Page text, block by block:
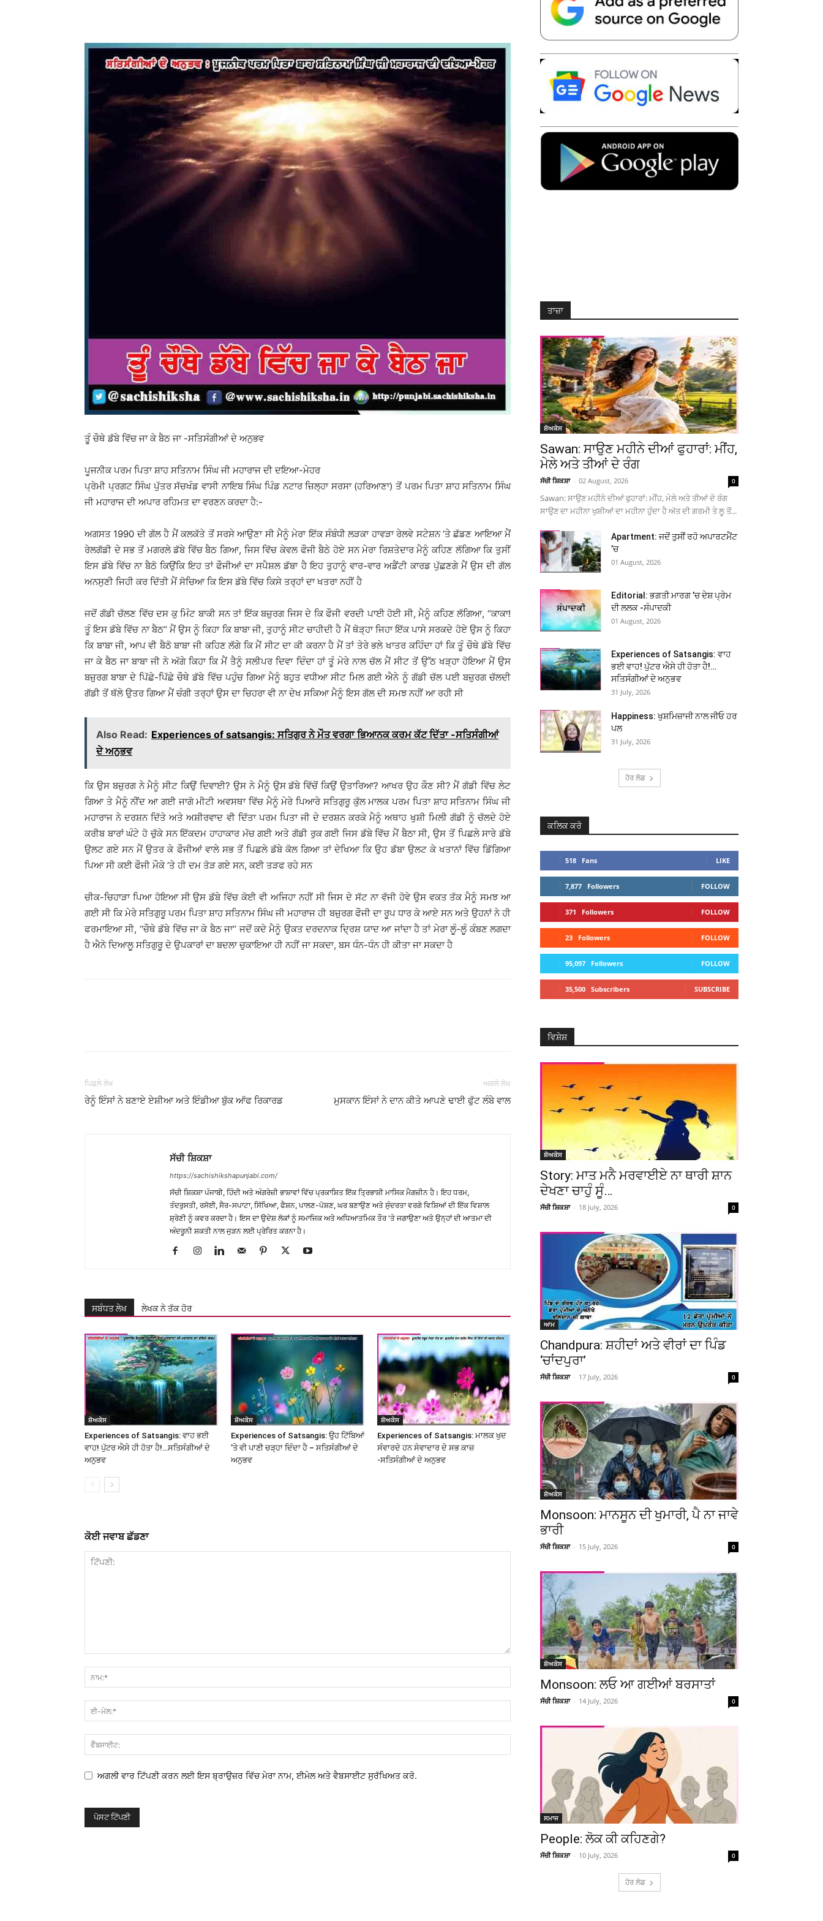
Telegram Copy URL
ਤੂੰ ਚੌਥੇ ਡੱਬੇ ਵਿੱਚ ਜਾ ਕੇ ਬੈਠ ਜਾ -ਸਤਿਸੰਗੀਆਂ ਦੇ ਅਨੁਭਵ
ਪੂਜਨੀਕ ਪਰਮ ਪਿਤਾ ਸ਼ਾਹ ਸਤਿਨਾਮ ਸਿੰਘ ਜੀ ਮਹਾਰਾਜ ਦੀ ਦਇਆ-ਮੇਹਰ
ਪ੍ਰੇਮੀ ਪ੍ਰਗਟ ਸਿੰਘ ਪੁੱਤਰ ਸੱਚਖੰਡ ਵਾਸੀ ਨਾਇਬ ਸਿੰਘ ਪਿੰਡ ਨਟਾਰ ਜ਼ਿਲ੍ਹਾ ਸਰਸਾ (ਹਰਿਆਣਾ) ਤੋਂ ਪਰਮ ਪਿਤਾ ਸ਼ਾਹ ਸਤਿਨਾਮ ਸਿੰਘ
ਜੀ ਮਹਾਰਾਜ ਦੀ ਅਪਾਰ ਰਹਿਮਤ ਦਾ ਵਰਣਨ ਕਰਦਾ ਹੈ:-
ਅਗਸਤ 1990 ਦੀ ਗੱਲ ਹੈ ਮੈਂ ਕਲਕੱਤੇ ਤੋਂ ਸਰਸੇ ਆਉਣਾ ਸੀ ਮੈਨੂੰ ਮੇਰਾ ਇੱਕ ਸੰਬੰਧੀ ਲੜਕਾ ਹਾਵੜਾ ਰੇਲਵੇ ਸਟੇਸ਼ਨ ’ਤੇ ਛੱਡਣ ਆਇਆ ਮੈਂ
ਰੇਲਗੱਡੀ ਦੇ ਸਭ ਤੋਂ ਮਗਰਲੇ ਡੱਬੇ ਵਿੱਚ ਬੈਠ ਗਿਆ, ਜਿਸ ਵਿੱਚ ਕੇਵਲ ਫੌਜੀ ਬੈਠੇ ਹੋਏ ਸਨ ਮੇਰਾ ਰਿਸ਼ਤੇਦਾਰ ਮੈਨੂੰ ਕਹਿਣ ਲੱਗਿਆ ਕਿ ਤੁਸੀਂ
ਇਸ ਡੱਬੇ ਵਿੱਚ ਨਾ ਬੈਠੋ ਕਿਉਂਕਿ ਇਹ ਤਾਂ ਫੌਜੀਆਂ ਦਾ ਸਪੈਸ਼ਲ ਡੱਬਾ ਹੈ ਇਹ ਤੁਹਾਨੂੰ ਵਾਰ-ਵਾਰ ਅਡੈਂਟੀ ਕਾਰਡ ਪੁੱਛਣਗੇ ਮੈਂ ਉਸ ਦੀ ਗੱਲ
ਅਨਸੁਣੀ ਜਿਹੀ ਕਰ ਦਿੱਤੀ ਮੈਂ ਸੋਚਿਆ ਕਿ ਇਸ ਡੱਬੇ ਵਿੱਚ ਕਿਸੇ ਤਰ੍ਹਾਂ ਦਾ ਖਤਰਾ ਨਹੀਂ ਹੈ
ਜਦੋਂ ਗੱਡੀ ਚੱਲਣ ਵਿੱਚ ਦਸ ਕੁ ਮਿੰਟ ਬਾਕੀ ਸਨ ਤਾਂ ਇੱਕ ਬਜ਼ੁਰਗ ਜਿਸ ਦੇ ਕਿ ਫੌਜੀ ਵਰਦੀ ਪਾਈ ਹੋਈ ਸੀ, ਮੈਨੂੰ ਕਹਿਣ ਲੱਗਿਆ, ‘‘ਕਾਕਾ!
ਤੂੰ ਇਸ ਡੱਬੇ ਵਿੱਚ ਨਾ ਬੈਠ’’ ਮੈਂ ਉਸ ਨੂੰ ਕਿਹਾ ਕਿ ਬਾਬਾ ਜੀ, ਤੁਹਾਨੂੰ ਸੀਟ ਚਾਹੀਦੀ ਹੈ ਮੈਂ ਥੋੜ੍ਹਾ ਜਿਹਾ ਇੱਕ ਪਾਸੇ ਸਰਕਦੇ ਹੋਏ ਉਸ ਨੂੰ ਕਿਹਾ
ਕਿ ਬਾਬਾ ਜੀ, ਆਪ ਵੀ ਬੈਠੋ ਬਾਬਾ ਜੀ ਕਹਿਣ ਲੱਗੇ ਕਿ ਮੈਂ ਸੀਟ ਦਾ ਕੀ ਕਰਨਾ ਹੈ ਮੈਂ ਤਾਂ ਤੇਰੇ ਭਲੇ ਖਾਤਰ ਕਹਿੰਦਾ ਹਾਂ ਕਿ ਤੂੰ ਚੌਥੇ ਡੱਬੇ ਵਿੱਚ
ਜਾ ਕੇ ਬੈਠ ਜਾ ਬਾਬਾ ਜੀ ਨੇ ਅੱਗੇ ਕਿਹਾ ਕਿ ਮੈਂ ਤੈਨੂੰ ਸਲੀਪਰ ਦਿਵਾ ਦਿੰਦਾ ਹਾਂ ਤੂੰ ਮੇਰੇ ਨਾਲ ਚੱਲ ਮੈਂ ਸੀਟ ਤੋਂ ਉੱਠ ਖੜ੍ਹਾ ਹੋਇਆ ਮੈਂ ਉਸ
ਬਜ਼ੁਰਗ ਬਾਬਾ ਦੇ ਪਿੱਛੇ-ਪਿੱਛੇ ਚੌਥੇ ਡੱਬੇ ਵਿੱਚ ਪਹੁੰਚ ਗਿਆ ਮੈਨੂੰ ਬਹੁਤ ਵਧੀਆ ਸੀਟ ਮਿਲ ਗਈ ਐਨੇ ਨੂੰ ਗੱਡੀ ਚੱਲ ਪਈ ਬਜ਼ੁਰਗ ਚੱਲਦੀ
ਗੱਡੀ ਤੋਂ ਥੱਲੇ ਉਤਰ ਗਿਆ ਮੈਂ ਚੰਗੀ ਤਰ੍ਹਾਂ ਉਸ ਦਾ ਚਿਹਰਾ ਵੀ ਨਾ ਦੇਖ ਸਕਿਆ ਮੈਨੂੰ ਇਸ ਗੱਲ ਦੀ ਸਮਝ ਨਹੀਂ ਆ ਰਹੀ ਸੀ
Also Read: Experiences of satsangis: ਸਤਿਗੁਰ ਨੇ ਮੌਤ ਵਰਗਾ ਭਿਆਨਕ ਕਰਮ ਕੱਟ ਦਿੱਤਾ -ਸਤਿਸੰਗੀਆਂ
ਦੇ ਅਨੁਭਵ
ਕਿ ਉਸ ਬਜ਼ੁਰਗ ਨੇ ਮੈਨੂੰ ਸੀਟ ਕਿਉਂ ਦਿਵਾਈ? ਉਸ ਨੇ ਮੈਨੂੰ ਉਸ ਡੱਬੇ ਵਿੱਚੋਂ ਕਿਉਂ ਉਤਾਰਿਆ? ਆਖਰ ਉਹ ਕੌਣ ਸੀ? ਮੈਂ ਗੱਡੀ ਵਿੱਚ ਲੇਟ
ਗਿਆ ਤੇ ਮੈਨੂੰ ਨੀਂਦ ਆ ਗਈ ਜਾਗੋ ਮੀਟੀ ਅਵਸਥਾ ਵਿੱਚ ਮੈਨੂੰ ਮੇਰੇ ਪਿਆਰੇ ਸਤਿਗੁਰੂ ਕੁੱਲ ਮਾਲਕ ਪਰਮ ਪਿਤਾ ਸ਼ਾਹ ਸਤਿਨਾਮ ਸਿੰਘ ਜੀ
ਮਹਾਰਾਜ ਨੇ ਦਰਸ਼ਨ ਦਿੱਤੇ ਅਤੇ ਅਸ਼ੀਰਵਾਦ ਵੀ ਦਿੱਤਾ ਪਰਮ ਪਿਤਾ ਜੀ ਦੇ ਦਰਸ਼ਨ ਕਰਕੇ ਮੈਨੂੰ ਅਥਾਹ ਖੁਸ਼ੀ ਮਿਲੀ ਗੱਡੀ ਨੂੰ ਚੱਲਦੇ ਹੋਏ
ਕਰੀਬ ਬਾਰਾਂ ਘੰਟੇ ਹੋ ਚੁੱਕੇ ਸਨ ਇੱਕਦਮ ਹਾਹਾਕਾਰ ਮੱਚ ਗਈ ਅਤੇ ਗੱਡੀ ਰੁਕ ਗਈ ਜਿਸ ਡੱਬੇ ਵਿੱਚ ਮੈਂ ਬੈਠਾ ਸੀ, ਉਸ ਤੋਂ ਪਿਛਲੇ ਸਾਰੇ ਡੱਬੇ
ਉਲਟ ਗਏ ਸਨ ਮੈਂ ਉਤਰ ਕੇ ਫੌਜੀਆਂ ਵਾਲੇ ਸਭ ਤੋਂ ਪਿਛਲੇ ਡੱਬੇ ਕੋਲ ਗਿਆ ਤਾਂ ਦੇਖਿਆ ਕਿ ਉਹ ਡੱਬਾ ਉਲਟ ਕੇ ਖਤਾਨਾਂ ਵਿੱਚ ਡਿੱਗਿਆ
ਪਿਆ ਸੀ ਕਈ ਫੌਜੀ ਮੌਕੇ ’ਤੇ ਹੀ ਦਮ ਤੋੜ ਗਏ ਸਨ, ਕਈ ਤੜਫ ਰਹੇ ਸਨ
ਚੀਕ-ਚਿਹਾੜਾ ਪਿਆ ਹੋਇਆ ਸੀ ਉਸ ਡੱਬੇ ਵਿੱਚ ਕੋਈ ਵੀ ਅਜਿਹਾ ਨਹੀਂ ਸੀ ਜਿਸ ਦੇ ਸੱਟ ਨਾ ਵੱਜੀ ਹੋਵੇ ਉਸ ਵਕਤ ਤੱਕ ਮੈਨੂੰ ਸਮਝ ਆ
ਗਈ ਸੀ ਕਿ ਮੇਰੇ ਸਤਿਗੁਰੂ ਪਰਮ ਪਿਤਾ ਸ਼ਾਹ ਸਤਿਨਾਮ ਸਿੰਘ ਜੀ ਮਹਾਰਾਜ ਹੀ ਬਜ਼ੁਰਗ ਫੌਜੀ ਦਾ ਰੂਪ ਧਾਰ ਕੇ ਆਏ ਸਨ ਅਤੇ ਉਹਨਾਂ ਨੇ ਹੀ
ਫਰਮਾਇਆ ਸੀ, ‘‘ਚੌਥੇ ਡੱਬੇ ਵਿੱਚ ਜਾ ਕੇ ਬੈਠ ਜਾ’’ ਜਦੋਂ ਕਦੇ ਮੈਨੂੰ ਉਕਤ ਦਰਦਨਾਕ ਦ੍ਰਿਸ਼ ਯਾਦ ਆ ਜਾਂਦਾ ਹੈ ਤਾਂ ਮੇਰਾ ਲੂੰ-ਲੂੰ ਕੰਬਣ ਲਗਦਾ
ਹੈ ਐਨੇ ਦਿਆਲੂ ਸਤਿਗੁਰੂ ਦੇ ਉਪਕਾਰਾਂ ਦਾ ਬਦਲਾ ਚੁਕਾਇਆ ਹੀ ਨਹੀਂ ਜਾ ਸਕਦਾ, ਬਸ ਧੰਨ-ਧੰਨ ਹੀ ਕੀਤਾ ਜਾ ਸਕਦਾ ਹੈ
ਪਿਛਲੇ ਲੇਖ
ਰੇਨੂੰ ਇੰਸਾਂ ਨੇ ਬਣਾਏ ਏਸ਼ੀਆ ਅਤੇ ਇੰਡੀਆ ਬੁੱਕ ਆੱਫ ਰਿਕਾਰਡ
ਅਗਲੇ ਲੇਖ
ਮੁਸਕਾਨ ਇੰਸਾਂ ਨੇ ਦਾਨ ਕੀਤੇ ਆਪਣੇ ਢਾਈ ਫੁੱਟ ਲੰਬੇ ਵਾਲ
ਸੱਚੀ ਸ਼ਿਕਸ਼ਾ
https://sachishikshapunjabi.com/
ਸੱਚੀ ਸ਼ਿਕਸ਼ਾ ਪੰਜਾਬੀ, ਹਿੰਦੀ ਅਤੇ ਅੰਗਰੇਜ਼ੀ ਭਾਸ਼ਾਵਾਂ ਵਿੱਚ ਪ੍ਰਕਾਸ਼ਿਤ ਇੱਕ ਤ੍ਰਿਭਾਸ਼ੀ ਮਾਸਿਕ ਮੈਗਜ਼ੀਨ ਹੈ। ਇਹ ਧਰਮ,
ਤੰਦਰੁਸਤੀ, ਰਸੋਈ, ਸੈਰ-ਸਪਾਟਾ, ਸਿੱਖਿਆ, ਫੈਸ਼ਨ, ਪਾਲਣ-ਪੋਸ਼ਣ, ਘਰ ਬਣਾਉਣ ਅਤੇ ਸੁੰਦਰਤਾ ਵਰਗੇ ਵਿਸ਼ਿਆਂ ਦੀ ਇੱਕ ਵਿਸ਼ਾਲ
ਸ਼੍ਰੇਣੀ ਨੂੰ ਕਵਰ ਕਰਦਾ ਹੈ। ਇਸ ਦਾ ਉਦੇਸ਼ ਲੋਕਾਂ ਨੂੰ ਸਮਾਜਿਕ ਅਤੇ ਅਧਿਆਤਮਿਕ ਤੌਰ 'ਤੇ ਜਗਾਉਣਾ ਅਤੇ ਉਨ੍ਹਾਂ ਦੀ ਆਤਮਾ ਦੀ
ਅੰਦਰੂਨੀ ਸ਼ਕਤੀ ਨਾਲ ਜੁੜਨ ਲਈ ਪ੍ਰੇਰਿਤ ਕਰਨਾ ਹੈ।
ਸਬੰਧਤ ਲੇਖ ਲੇਖਕ ਨੇ ਤੱਕ ਹੋਰ
ਸ਼ੋਅਕੇਸ
Experiences of Satsangis: ਵਾਹ ਭਈ
ਵਾਹ! ਪੁੱਟਰ ਐਸੇ ਹੀ ਹੋਤਾ ਹੈ!…ਸਤਿਸੰਗੀਆਂ ਦੇ
ਅਨੁਭਵ
ਸ਼ੋਅਕੇਸ
Experiences of Satsangis: ਉਹ ਟਿੱਬਿਆਂ
’ਤੇ ਵੀ ਪਾਣੀ ਚੜ੍ਹਾ ਦਿੰਦਾ ਹੈ – ਸਤਿਸੰਗੀਆਂ ਦੇ
ਅਨੁਭਵ
ਸ਼ੋਅਕੇਸ
Experiences of Satsangis: ਮਾਲਕ ਖੁਦ
ਸੰਵਾਰਦੇ ਹਨ ਸੇਵਾਦਾਰ ਦੇ ਸਭ ਕਾਜ਼
-ਸਤਿਸੰਗੀਆਂ ਦੇ ਅਨੁਭਵ
ਕੋਈ ਜਵਾਬ ਛੱਡਣਾ
ਅਗਲੀ ਵਾਰ ਟਿੱਪਣੀ ਕਰਨ ਲਈ ਇਸ ਬ੍ਰਾਉਜ਼ਰ ਵਿੱਚ ਮੇਰਾ ਨਾਮ, ਈਮੇਲ ਅਤੇ ਵੈਬਸਾਈਟ ਸੁਰੱਖਿਅਤ ਕਰੋ.
ਤਾਜ਼ਾ
ਸ਼ੋਅਕੇਸ
Sawan: ਸਾਉਣ ਮਹੀਨੇ ਦੀਆਂ ਫੁਹਾਰਾਂ: ਮੀਂਹ,
ਮੇਲੇ ਅਤੇ ਤੀਆਂ ਦੇ ਰੰਗ
ਸੱਚੀ ਸ਼ਿਕਸ਼ਾ - 02 August, 2026 0
Sawan: ਸਾਉਣ ਮਹੀਨੇ ਦੀਆਂ ਫੁਹਾਰਾਂ: ਮੀਂਹ, ਮੇਲੇ ਅਤੇ ਤੀਆਂ ਦੇ ਰੰਗ
ਸਾਉਣ ਦਾ ਮਹੀਨਾ ਖੁਸ਼ੀਆਂ ਦਾ ਮਹੀਨਾ ਹੁੰਦਾ ਹੈ ਅੱਤ ਦੀ ਗਰਮੀ ਤੇ ਲੂ ਤੋਂ...
Apartment: ਜਦੋਂ ਤੁਸੀਂ ਰਹੋ ਅਪਾਰਟਮੈਂਟ
’ਚ
01 August, 2026
Editorial: ਭਗਤੀ ਮਾਰਗ ’ਚ ਦੇਸ਼ ਪ੍ਰੇਮ
ਦੀ ਲਲਕ -ਸੰਪਾਦਕੀ
01 August, 2026
Experiences of Satsangis: ਵਾਹ
ਭਈ ਵਾਹ! ਪੁੱਟਰ ਐਸੇ ਹੀ ਹੋਤਾ ਹੈ!…
ਸਤਿਸੰਗੀਆਂ ਦੇ ਅਨੁਭਵ
31 July, 2026
Happiness: ਖੁਸ਼ਮਿਜ਼ਾਜੀ ਨਾਲ ਜੀਓ ਹਰ
ਪਲ
31 July, 2026
ਹੋਰ ਲੋਡ
ਕਲਿਕ ਕਰੋ
518 Fans LIKE
7,877 Followers FOLLOW
371 Followers FOLLOW
23 Followers FOLLOW
95,097 Followers FOLLOW
35,500 Subscribers SUBSCRIBE
ਵਿਸ਼ੇਸ਼
ਸ਼ੋਅਕੇਸ
Story: ਮਾਤ ਮਨੈ ਮਰਵਾਈਏ ਨਾ ਥਾਰੀ ਸ਼ਾਨ
ਦੇਖਣਾ ਚਾਹੁੰ ਸੂੰ…
ਸੱਚੀ ਸ਼ਿਕਸ਼ਾ - 18 July, 2026 0
ਆਮ
Chandpura: ਸ਼ਹੀਦਾਂ ਅਤੇ ਵੀਰਾਂ ਦਾ ਪਿੰਡ
‘ਚਾਂਦਪੁਰਾ’
ਸੱਚੀ ਸ਼ਿਕਸ਼ਾ - 17 July, 2026 0
ਸ਼ੋਅਕੇਸ
Monsoon: ਮਾਨਸੂਨ ਦੀ ਖੁਮਾਰੀ, ਪੈ ਨਾ ਜਾਵੇ
ਭਾਰੀ
ਸੱਚੀ ਸ਼ਿਕਸ਼ਾ - 15 July, 2026 0
ਸ਼ੋਅਕੇਸ
Monsoon: ਲਓ ਆ ਗਈਆਂ ਬਰਸਾਤਾਂ
ਸੱਚੀ ਸ਼ਿਕਸ਼ਾ - 14 July, 2026 0
ਸਮਾਜ
People: ਲੋਕ ਕੀ ਕਹਿਣਗੇ?
ਸੱਚੀ ਸ਼ਿਕਸ਼ਾ - 10 July, 2026 0
ਹੋਰ ਲੋਡ